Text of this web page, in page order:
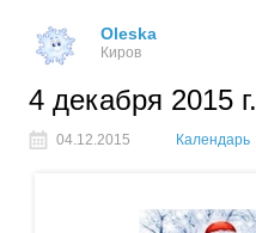
Oleska
Киров
4 декабря 2015 г.
04.12.2015 Календарь